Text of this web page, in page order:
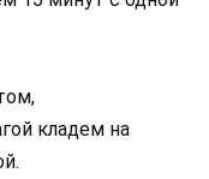
кладем на